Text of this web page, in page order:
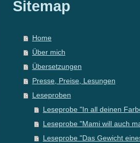
Sitemap
Home
Über mich
Übersetzungen
Presse, Preise, Lesungen
Leseproben
Leseprobe "In all deinen
Leseprobe "Mami will auch
Leseprobe "Das Gewicht